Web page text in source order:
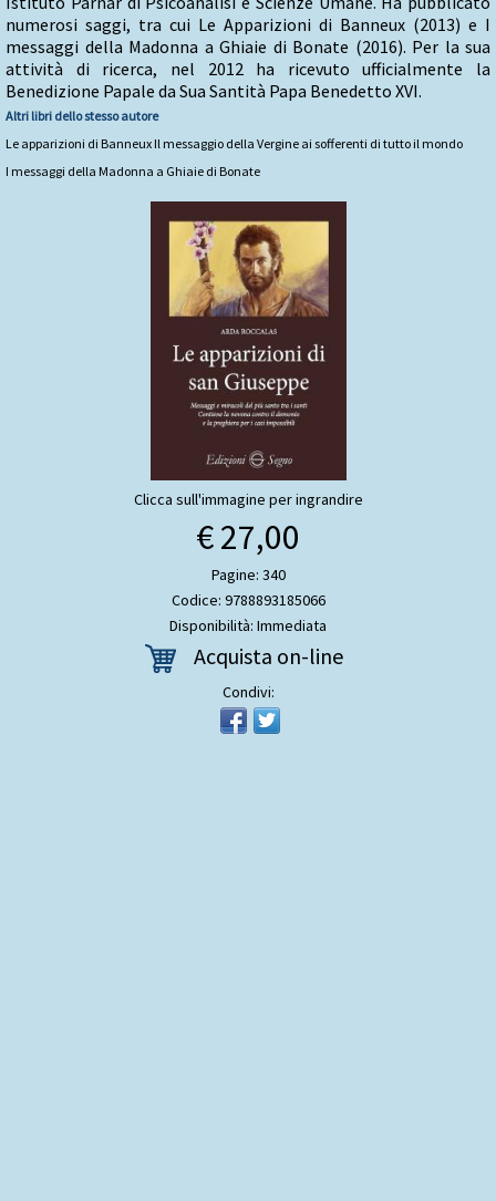
numerosi saggi, tra cui Le Apparizioni di Banneux (2013) e I
messaggi della Madonna a Ghiaie di Bonate (2016). Per la sua
attività di ricerca, nel 2012 ha ricevuto ufficialmente la
Benedizione Papale da Sua Santità Papa Benedetto XVI.
Altri libri dello stesso autore
Le apparizioni di Banneux Il messaggio della Vergine ai sofferenti di tutto il mondo
I messaggi della Madonna a Ghiaie di Bonate
Clicca sull'immagine per ingrandire
€ 27,00
Pagine: 340
Codice: 9788893185066
Disponibilità: Immediata
Acquista on-line
Condivi: